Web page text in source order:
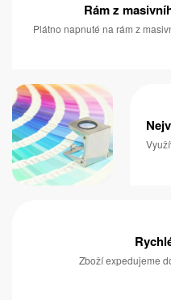
Rám z
Plátno napnuté na rám z
Zboží expedujeme